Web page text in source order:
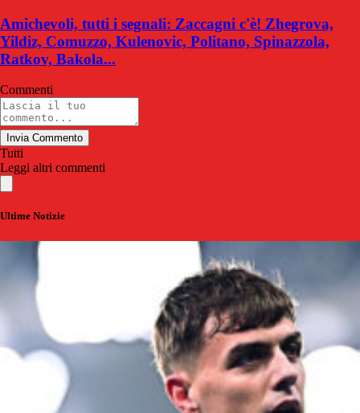
Amichevoli, tutti i segnali: Zaccagni c'è! Zhegrova,
Yildiz, Comuzzo, Kulenovic, Politano, Spinazzola,
Ratkov, Bakola...
Commenti
Invia Commento
Tutti
Leggi altri commenti
Ultime Notizie